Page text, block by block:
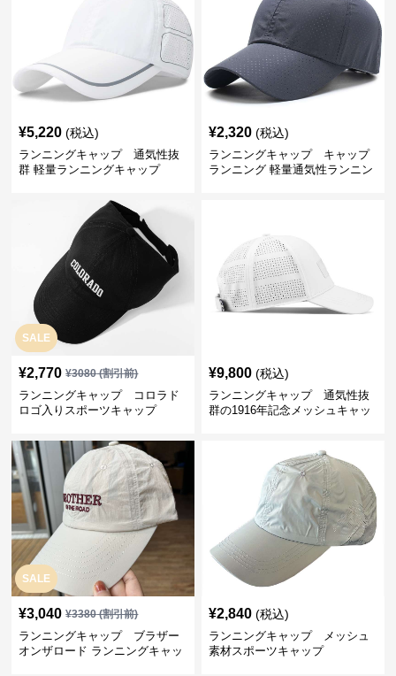
¥5,220 (税込)
ランニングキャップ 通気性抜
群 軽量ランニングキャップ
¥2,320 (税込)
ランニングキャップ キャップ
ランニング 軽量通気性ランニン
SALE
¥2,770 ¥3080(割引前)
ランニングキャップ コロラド
ロゴ入りスポーツキャップ
¥9,800 (税込)
ランニングキャップ 通気性抜
群の1916年記念メッシュキャッ
SALE
¥3,040 ¥3380(割引前)
ランニングキャップ ブラザー
オンザロード ランニングキャッ
¥2,840 (税込)
ランニングキャップ メッシュ
素材スポーツキャップ